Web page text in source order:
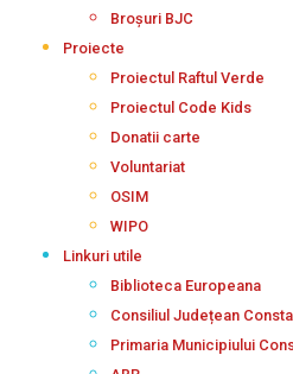
Broșuri BJC
Proiecte
Proiectul Raftul Verde
Proiectul Code Kids
Donatii carte
Voluntariat
OSIM
WIPO
Linkuri utile
Biblioteca Europeana
Consiliul Județean
Primaria Municipiului